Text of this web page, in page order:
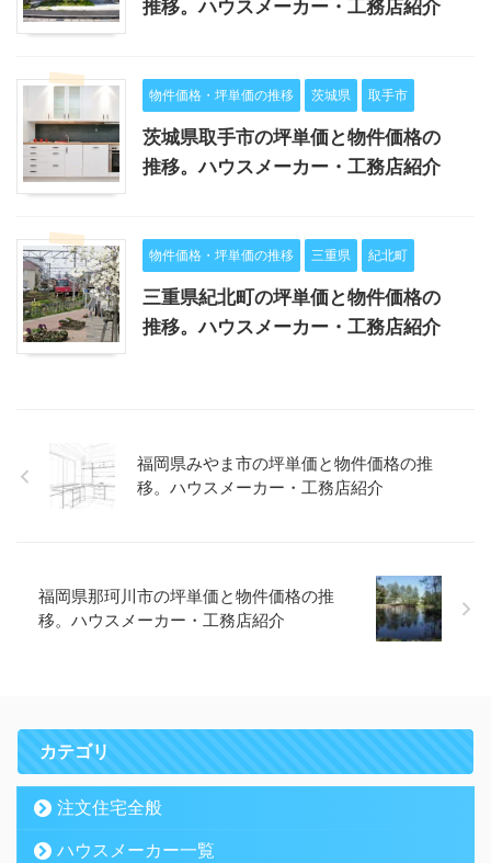
推移。ハウスメーカー・工務店紹介
物件価格・坪単価の推移 茨城県 取手市
茨城県取手市の坪単価と物件価格の
推移。ハウスメーカー・工務店紹介
物件価格・坪単価の推移 三重県 紀北町
三重県紀北町の坪単価と物件価格の
推移。ハウスメーカー・工務店紹介
福岡県みやま市の坪単価と物件価格の推
移。ハウスメーカー・工務店紹介
福岡県那珂川市の坪単価と物件価格の推
移。ハウスメーカー・工務店紹介
カテゴリ
注文住宅全般
ハウスメーカー一覧